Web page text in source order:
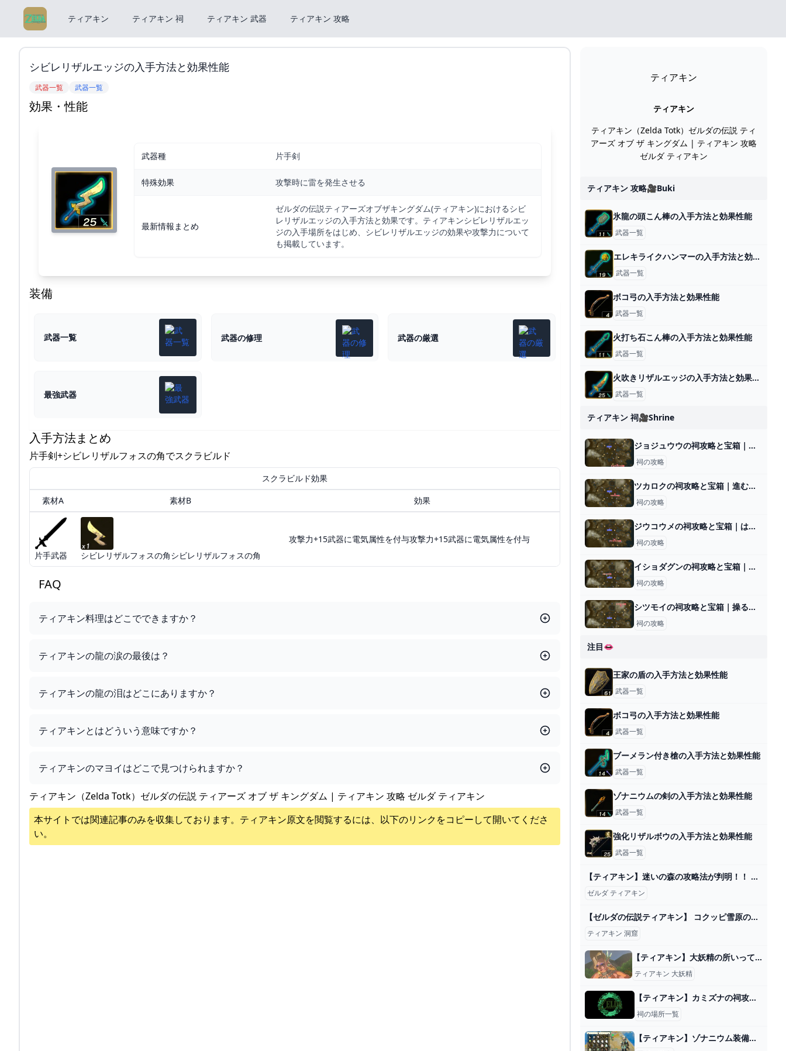
ティアキン ティアキン 祠 ティアキン 武器 ティアキン 攻略
シビレリザルエッジの入手方法と効果性能
武器一覧 武器一覧
効果・性能
武器種 片手剣
特殊効果 攻撃時に雷を発生させる
最新情報まとめ
ゼルダの伝説ティアーズオブザキングダム(ティアキン)におけるシビ
レリザルエッジの入手方法と効果です。ティアキンシビレリザルエッ
ジの入手場所をはじめ、シビレリザルエッジの効果や攻撃力について
も掲載しています。
装備
武器一覧 武器の修理 武器の厳選
最強武器
入手方法まとめ
片手剣+シビレリザルフォスの角でスクラビルド
スクラビルド効果
素材A
素材B 効果
片手武器 シビレリザルフォスの角シビレリザルフォスの角
攻撃力+15武器に電気属性を付与攻撃力+15武器に電気属性を付与
FAQ
ティアキン料理はどこでできますか？
ティアキンの龍の涙の最後は？
ティアキンの龍の泪はどこにありますか？
ティアキンとはどういう意味ですか？
ティアキンのマヨイはどこで見つけられますか？
ティアキン（Zelda Totk）ゼルダの伝説 ティアーズ オブ ザ キングダム | ティアキン 攻略 ゼルダ ティアキン
本サイトでは関連記事のみを収集しております。 ティアキン原文を閲覧するには、以下のリンクをコピーして開いてくださ
い。
ティアキン
ティアキン
ティアキン（Zelda Totk）ゼルダの伝説 ティ
アーズ オブ ザ キングダム | ティアキン 攻略
ゼルダ ティアキン
ティアキン 攻略🎥buki
氷龍の頭こん棒の入手方法と効果性能
武器一覧
エレキライクハンマーの入手方法と効果性能
武器一覧
ボコ弓の入手方法と効果性能
武器一覧
火打ち石こん棒の入手方法と効果性能
武器一覧
火吹きリザルエッジの入手方法と効果性能
武器一覧
ティアキン 祠🎥shrine
ジョジュウウの祠攻略と宝箱｜つなぐ架け橋
祠の攻略
ツカロクの祠攻略と宝箱｜進むちから
祠の攻略
ジウコウメの祠攻略と宝箱｜はまるかたち
祠の攻略
イショダグンの祠攻略と宝箱｜風を生み出すもの
祠の攻略
シツモイの祠攻略と宝箱｜操るもの
祠の攻略
注目👄
王家の盾の入手方法と効果性能
武器一覧
ボコ弓の入手方法と効果性能
武器一覧
ブーメラン付き槍の入手方法と効果性能
武器一覧
ゾナニウムの剣の入手方法と効果性能
武器一覧
強化リザルボウの入手方法と効果性能
武器一覧
【ティアキン】迷いの森の攻略法が判明！！ 超意外な方法でコログの森へ到達だ！！ ＃３【ゼルダの伝説】 - YouTube
ゼルダ ティアキン
【ゼルダの伝説ティアキン】 コクッピ雪原の洞窟(マヨイ） - YouTube
ティアキン 洞窟
【ティアキン】大妖精の所いっても妖精が居ないから、リレイズがして貰えなくてつらい｜ぽちぽちゲーム速報
ティアキン 大妖精
【ティアキン】カミズナの祠攻略と宝箱｜一身の戦い 初等【ゼルダの伝説ティアーズオブザキングダム】
祠の場所一覧
【ティアキン】ゾナニウム装備が欲しいのに賢者の意志ばかり出てくる…ｗ｜ぽちぽちゲーム速報